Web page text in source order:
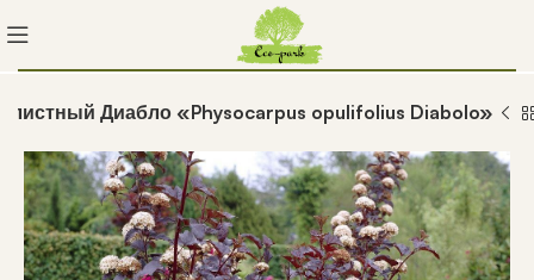
Диабло «Physocarpus opulifolius Diabolo»